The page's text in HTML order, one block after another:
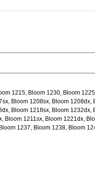
1215, Bloom 1230, Bloom
Bloom 1208sx, Bloom
Bloom 1218sx, Bloom
1211sx, Bloom 1221dx,
1237, Bloom 1238, Bloom